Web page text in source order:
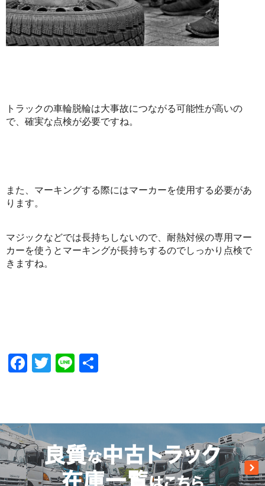
トラックの車輪脱輪は大事故につながる可能性が高いの
で、確実な点検が必要ですね。
また、マーキングする際にはマーカーを使用する必要があ
ります。
マジックなどでは長持ちしないので、耐熱対候の専用マー
カーを使うとマーキングが長持ちするのでしっかり点検で
きますね。
Facebook
Twitter
Line